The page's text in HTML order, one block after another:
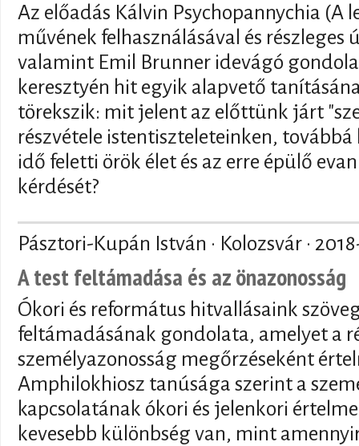
Az előadás Kálvin Psychopannychia (A
művének felhasználásával és részleges
valamint Emil Brunner idevágó
keresztyén hit egyik alapvető
törekszik: mit jelent az előttünk járt
részvétele istentiszteleteinken,
idő feletti örök élet és az erre épülő
kérdését?
Pásztori-Kupán István · Kolozsvár ·
A test feltámadása és az önazonosság
Ókori és református hitvallásaink
feltámadásának gondolata, amelyet a
személyazonosság megőrzéseként
Amphilokhiosz tanúsága szerint a
kapcsolatának ókori és jelenkori
kevesebb különbség van, mint